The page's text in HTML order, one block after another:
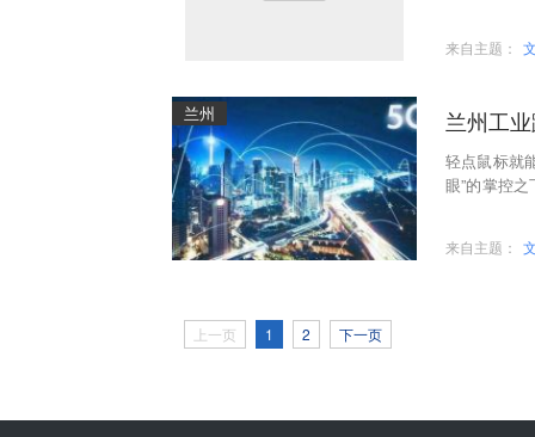
来自主题：
兰州 兰州工
轻点鼠标就
眼”的掌控
来自主题：
上一页 1 2 下一页